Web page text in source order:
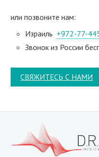
или позвоните нам:
Израиль +972-77-
Звонок из России
СВЯЖИТЕСЬ С НАМИ